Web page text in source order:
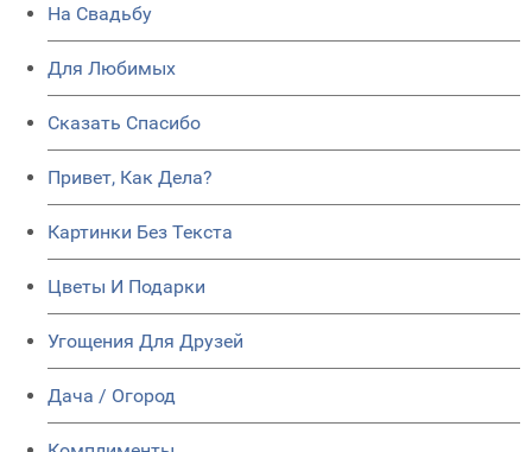
На Свадьбу
Для Любимых
Сказать Спасибо
Привет, Как Дела?
Картинки Без Текста
Цветы И Подарки
Угощения Для Друзей
Дача / Огород